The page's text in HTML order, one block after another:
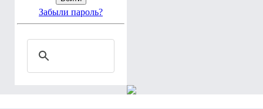
Забыли пароль?